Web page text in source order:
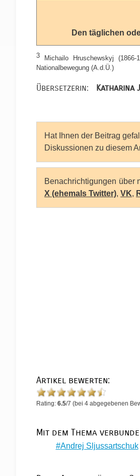
Den täglichen
3 Michailo Hruschewskyj
Nationalbewegung (A.d.Ü.)
Übersetzerin: Katharina
Hat Ihnen der Beitrag
Diskussionen zu diesem
Benachrichtigungen über
X (ehemals Twitter), VK,
Artikel bewerten:
Rating: 6.5/7 (bei 4 abgegebenen
Mit dem Thema
Andrej Sljussartschuk